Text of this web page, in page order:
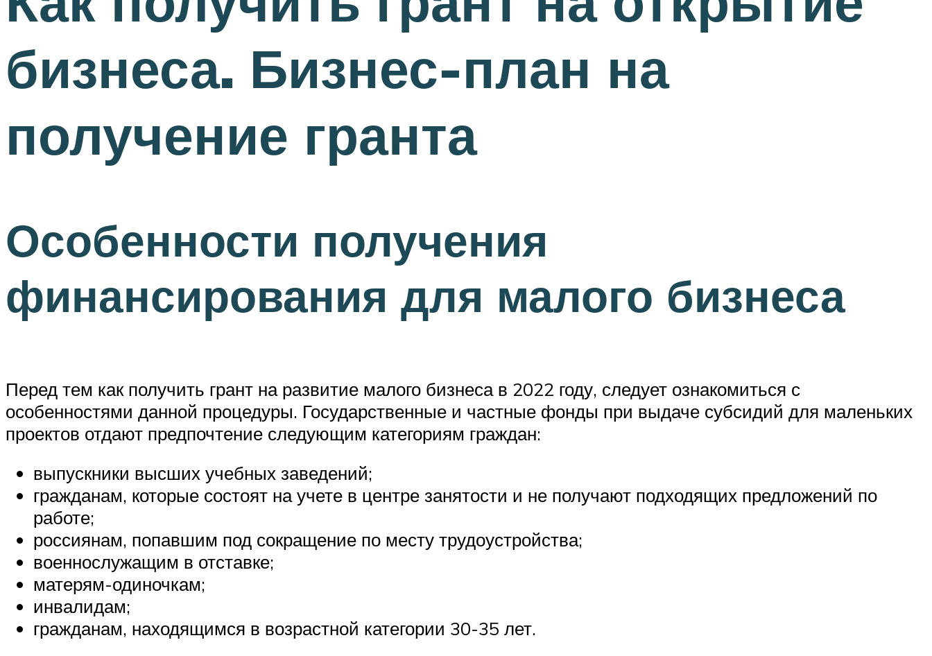
бизнеса. Бизнес-план на
получение гранта
Особенности получения
финансирования для малого бизнеса
Перед тем как получить грант на развитие малого бизнеса в 2022 году, следует ознакомиться с
особенностями данной процедуры. Государственные и частные фонды при выдаче субсидий для маленьких
проектов отдают предпочтение следующим категориям граждан:
выпускники высших учебных заведений;
гражданам, которые состоят на учете в центре занятости и не получают подходящих предложений по
работе;
россиянам, попавшим под сокращение по месту трудоустройства;
военнослужащим в отставке;
матерям-одиночкам;
инвалидам;
гражданам, находящимся в возрастной категории 30-35 лет.